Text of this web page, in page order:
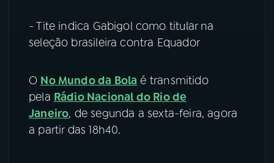
- Tite indica Gabigol como titular na
seleção brasileira contra Equador
O No Mundo da Bola é transmitido
pela Rádio Nacional do Rio de
Janeiro, de segunda a sexta-feira, agora
a partir das 18h40.